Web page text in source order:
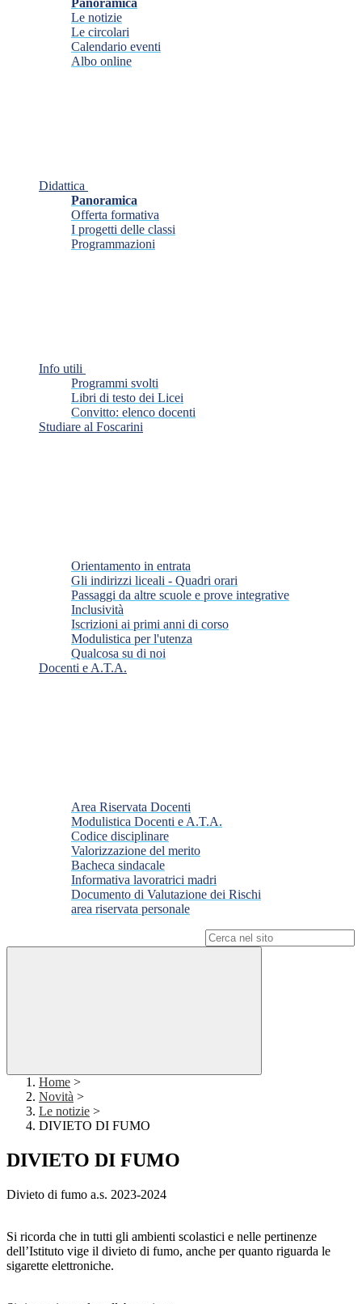
Panoramica
Le notizie
Le circolari
Calendario eventi
Albo online
Didattica
Panoramica
Offerta formativa
I progetti delle classi
Programmazioni
Info utili
Programmi svolti
Libri di testo dei Licei
Convitto: elenco docenti
Studiare al Foscarini
Orientamento in entrata
Gli indirizzi liceali - Quadri orari
Passaggi da altre scuole e prove integrative
Inclusività
Iscrizioni ai primi anni di corso
Modulistica per l'utenza
Qualcosa su di noi
Docenti e A.T.A.
Area Riservata Docenti
Modulistica Docenti e A.T.A.
Codice disciplinare
Valorizzazione del merito
Bacheca sindacale
Informativa lavoratrici madri
Documento di Valutazione dei Rischi
area riservata personale
Home >
Novità >
Le notizie >
DIVIETO DI FUMO
DIVIETO DI FUMO
Divieto di fumo a.s. 2023-2024
Si ricorda che in tutti gli ambienti scolastici e nelle pertinenze
dell’Istituto vige il divieto di fumo, anche per quanto riguarda le
sigarette elettroniche.